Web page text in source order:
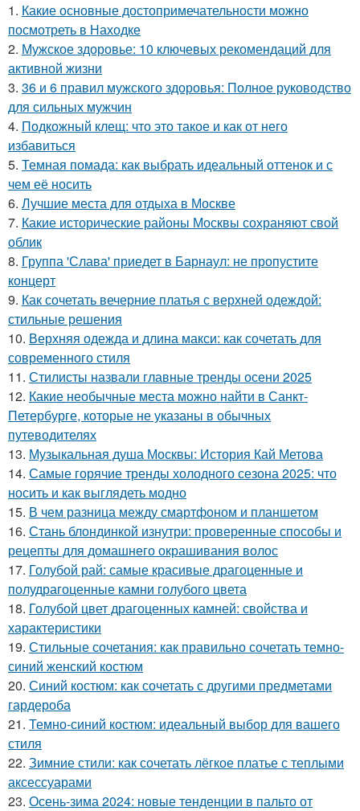
1. Какие основные достопримечательности можно
посмотреть в Находке
2. Мужское здоровье: 10 ключевых рекомендаций для
активной жизни
3. 36 и 6 правил мужского здоровья: Полное руководство
для сильных мужчин
4. Подкожный клещ: что это такое и как от него
избавиться
5. Темная помада: как выбрать идеальный оттенок и с
чем её носить
6. Лучшие места для отдыха в Москве
7. Какие исторические районы Москвы сохраняют свой
облик
8. Группа 'Слава' приедет в Барнаул: не пропустите
концерт
9. Как сочетать вечерние платья с верхней одеждой:
стильные решения
10. Верхняя одежда и длина макси: как сочетать для
современного стиля
11. Стилисты назвали главные тренды осени 2025
12. Какие необычные места можно найти в Санкт-
Петербурге, которые не указаны в обычных
путеводителях
13. Музыкальная душа Москвы: История Кай Метова
14. Самые горячие тренды холодного сезона 2025: что
носить и как выглядеть модно
15. В чем разница между смартфоном и планшетом
16. Стань блондинкой изнутри: проверенные способы и
рецепты для домашнего окрашивания волос
17. Голубой рай: самые красивые драгоценные и
полудрагоценные камни голубого цвета
18. Голубой цвет драгоценных камней: свойства и
характеристики
19. Стильные сочетания: как правильно сочетать темно-
синий женский костюм
20. Синий костюм: как сочетать с другими предметами
гардероба
21. Темно-синий костюм: идеальный выбор для вашего
стиля
22. Зимние стили: как сочетать лёгкое платье с теплыми
аксессуарами
23. Осень-зима 2024: новые тенденции в пальто от